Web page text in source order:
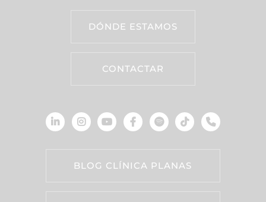
DÓNDE ESTAMOS
CONTACTAR
BLOG CLÍNICA PLANAS